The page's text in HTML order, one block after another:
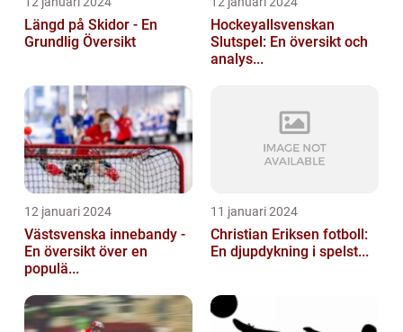
Längd på Skidor - En
Grundlig Översikt
Hockeyallsvenskan
Slutspel: En översikt och
analys...
12 januari 2024
Västsvenska innebandy -
En översikt över en
populä...
11 januari 2024
Christian Eriksen fotboll:
En djupdykning i spelst...